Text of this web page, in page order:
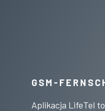
GSM-
Aplikacja LifeTel